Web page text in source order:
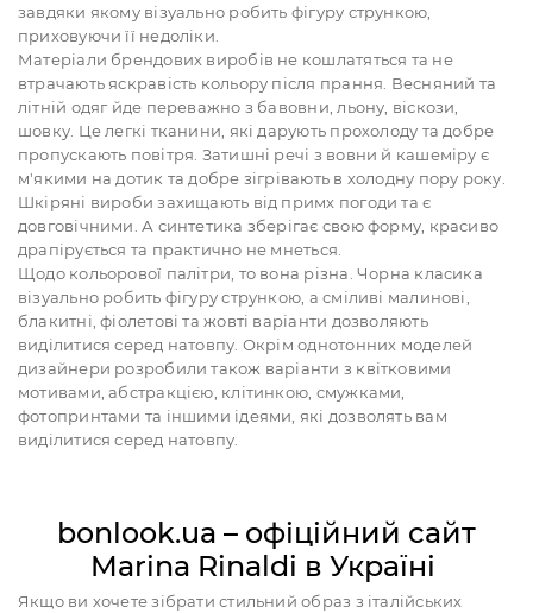
завдяки якому візуально робить фігуру стрункою,
приховуючи її недоліки.
Матеріали брендових виробів не кошлатяться та не
втрачають яскравість кольору після прання. Весняний та
літній одяг йде переважно з бавовни, льону, віскози,
шовку. Це легкі тканини, які дарують прохолоду та добре
пропускають повітря. Затишні речі з вовни й кашеміру є
м'якими на дотик та добре зігрівають в холодну пору року.
Шкіряні вироби захищають від примх погоди та є
довговічними. А синтетика зберігає свою форму, красиво
драпірується та практично не мнеться.
Щодо кольорової палітри, то вона різна. Чорна класика
візуально робить фігуру стрункою, а сміливі малинові,
блакитні, фіолетові та жовті варіанти дозволяють
виділитися серед натовпу. Окрім однотонних моделей
дизайнери розробили також варіанти з квітковими
мотивами, абстракцією, клітинкою, смужками,
фотопринтами та іншими ідеями, які дозволять вам
виділитися серед натовпу.
bonlook.ua – офіційний сайт
Marina Rinaldi в Україні
Якщо ви хочете зібрати стильний образ з італійських